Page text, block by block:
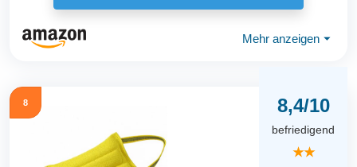
Mehr anzeigen ⏷
8 8,4/10
befriedigend
★★